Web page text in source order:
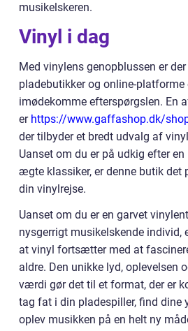
musikelskeren.
Vinyl i dag
Med vinylens genopblussen er
pladebutikker og online-
imødekomme efterspørgslen. En
er https://www.gaffashop.dk/
der tilbyder et bredt udvalg af
Uanset om du er på udkig efter
ægte klassiker, er denne butik det
din vinylrejse.
Uanset om du er en garvet
nysgerrigt musikelskende individ,
at vinyl fortsætter med at
aldre. Den unikke lyd, oplevelsen
værdi gør det til et format, der er
tag fat i din pladespiller, find dine
oplev musikken på en helt ny